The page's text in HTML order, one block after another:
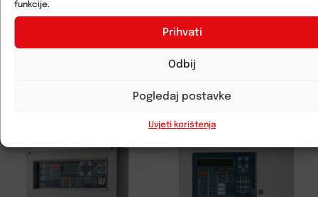
funkcije.
Prihvati
Odbij
Pogledaj postavke
Uvjeti korištenja
SMARTLIGHT/G
Vatrodojavna centrala S-
SMARTLINE 020/2